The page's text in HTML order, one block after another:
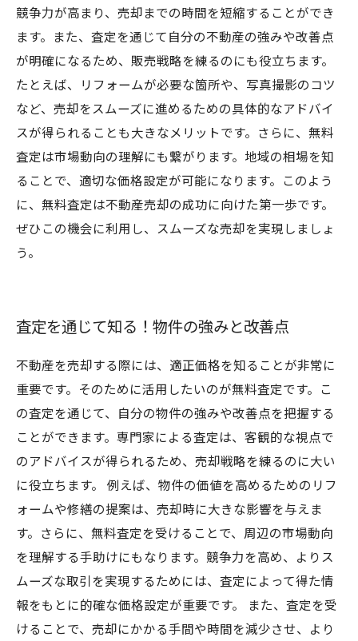
競争力が高まり、売却までの時間を短縮することができ
ます。また、査定を通じて自分の不動産の強みや改善点
が明確になるため、販売戦略を練るのにも役立ちます。
たとえば、リフォームが必要な箇所や、写真撮影のコツ
など、売却をスムーズに進めるための具体的なアドバイ
スが得られることも大きなメリットです。さらに、無料
査定は市場動向の理解にも繋がります。地域の相場を知
ることで、適切な価格設定が可能になります。このよう
に、無料査定は不動産売却の成功に向けた第一歩です。
ぜひこの機会に利用し、スムーズな売却を実現しましょ
う。
査定を通じて知る！物件の強みと改善点
不動産を売却する際には、適正価格を知ることが非常に
重要です。そのために活用したいのが無料査定です。こ
の査定を通じて、自分の物件の強みや改善点を把握する
ことができます。専門家による査定は、客観的な視点で
のアドバイスが得られるため、売却戦略を練るのに大い
に役立ちます。 例えば、物件の価値を高めるためのリフ
ォームや修繕の提案は、売却時に大きな影響を与えま
す。さらに、無料査定を受けることで、周辺の市場動向
を理解する手助けにもなります。競争力を高め、よりス
ムーズな取引を実現するためには、査定によって得た情
報をもとに的確な価格設定が重要です。 また、査定を受
けることで、売却にかかる手間や時間を減少させ、より